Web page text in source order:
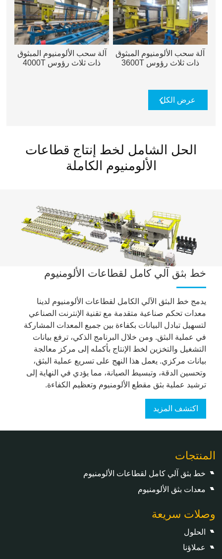
آلة سحب الألومنيوم المبثوق
ذات ثلاث رؤوس 3600T
آلة سحب الألومنيوم المبثوق
ذات ثلاث رؤوس 4000T
عرض الكل
الحل الشامل لخط إنتاج قطاعات
الألومنيوم الكاملة
خط بثق آلي كامل لقطاعات الألومنيوم
يدمج خط البثق الآلي الكامل لقطاعات الألومنيوم لدينا
معدات تحكم صناعية متقدمة مع تقنية الإنترنت الصناعي
لتسهيل تبادل البيانات بكفاءة بين جميع المعدات المشاركة
في عملية البثق. ومن خلال البرنامج الذكي، ترفع بيانات
التشغيل والتخزين لخط الإنتاج بأكمله إلى مركز معالجة
بيانات مركزي. يعمل هذا النهج على تسريع عملية البثق،
وتحسين الدقة، وتبسيط الصيانة، مما يؤدي في النهاية إلى
ترشيد عملية بثق مقطع الألومنيوم وتعظيم الكفاءة.
اكتشف المزيد
المنتجات
خط بثق آلي كامل لقطاعات الألومنيوم
معدات بثق الألومنيوم
وصلات سريعة
الحلول
عملاؤنا